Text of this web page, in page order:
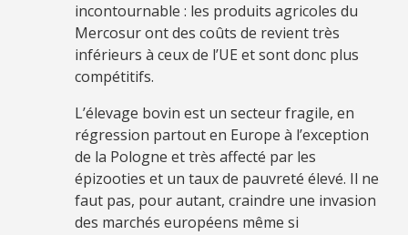
incontournable : les produits agricoles du
Mercosur ont des coûts de revient très
inférieurs à ceux de l’UE et sont donc plus
compétitifs.
L’élevage bovin est un secteur fragile, en
régression partout en Europe à l’exception
de la Pologne et très affecté par les
épizooties et un taux de pauvreté élevé. Il ne
faut pas, pour autant, craindre une invasion
des marchés européens même si